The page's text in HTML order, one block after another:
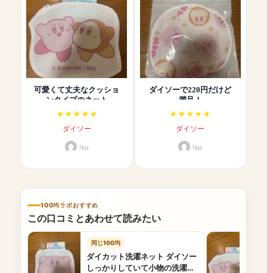
可愛くて丈夫なクッショ
ンタイプのネット
ダイソー
isu
ダイソーで220円だけど
満足！
ダイソー
isu
100均ラボおすすめ
この口コミとあわせて読みたい
同じ100均
ダイカット洗濯ネット ダイソー
しっかりしていて小物の洗濯に